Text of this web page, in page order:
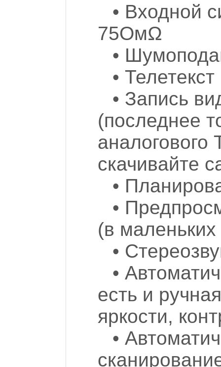
• Входной
75ОмΩ
•
• Телетекст
• Запись
(последнее
аналогового
скачивайте
•
•
(в
•
•
есть и
яркости,
•